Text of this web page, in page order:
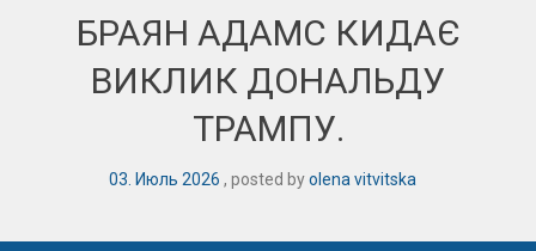
БРАЯН АДАМС КИДАЄ
ВИКЛИК ДОНАЛЬДУ
ТРАМПУ.
03 Июль 2026 posted byolena vitvitska